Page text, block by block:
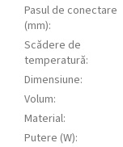
Pasul de conectare
(mm):
Scădere de
temperatură:
Dimensiune:
Volum:
Material:
Putere (W):